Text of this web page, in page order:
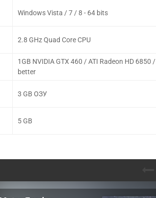
Windows Vista / 7 / 8 - 64 bits
2.8 GHz Quad Core CPU
1GB NVIDIA GTX 460 / ATI Radeon HD 6850 /
better
3 GB ОЗУ
5 GB